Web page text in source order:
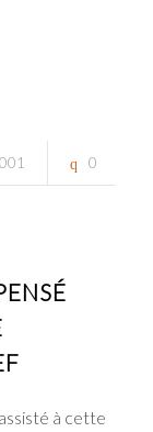
0
à cette